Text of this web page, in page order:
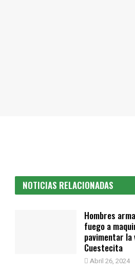
NOTICIAS RELACIONADAS
Hombres
fuego a
pavimentar la
Cuestecita
Abril 26, 2024